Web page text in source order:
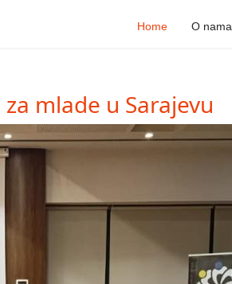
Home O nama
mlade u Sarajevu